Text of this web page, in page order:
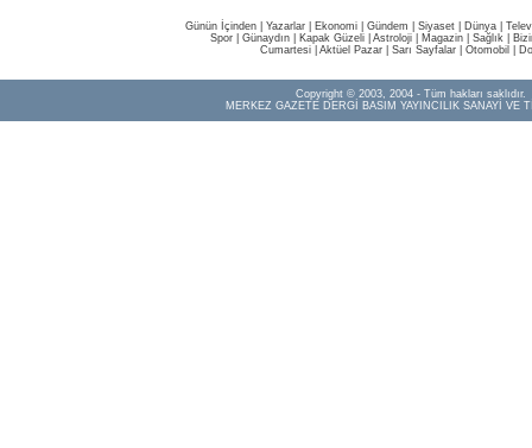
Günün İçinden Yazarlar Ekonomi Gündem Siyaset Dünya |
Spor
Günaydın Kapak Güzeli Astroloji Magazin Sağlık
Cumartesi| Aktüel Pazar| Sarı Sayfalar| Otomobil
Copyright © 2003, 2004 - Tüm hakları saklıdır.
MERKEZ GAZETE DERGİ BASIM YAYINCILIK SANAYİ VE